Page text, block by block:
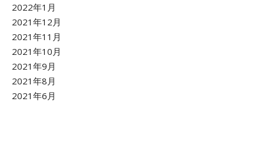
2022年1月
2021年12月
2021年11月
2021年10月
2021年9月
2021年8月
2021年6月